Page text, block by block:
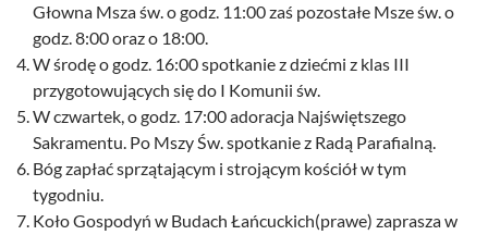
Głowna Msza św. o godz. 11:00 zaś pozostałe Msze św. o
godz. 8:00 oraz o 18:00.
W środę o godz. 16:00 spotkanie z dziećmi z klas III
przygotowujących się do I Komunii św.
W czwartek, o godz. 17:00 adoracja Najświętszego
Sakramentu. Po Mszy Św. spotkanie z Radą Parafialną.
Bóg zapłać sprzątającym i strojącym kościół w tym
tygodniu.
Koło Gospodyń w Budach Łańcuckich(prawe) zaprasza w